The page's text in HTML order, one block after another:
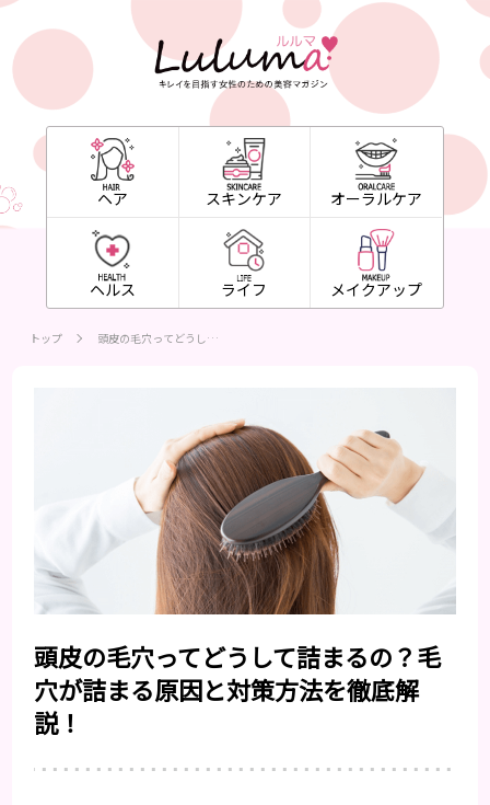
ヘア スキンケア オーラルケア
ヘルス ライフ メイクアップ
トップ 頭皮の毛穴ってどうし…
頭皮の毛穴ってどうして詰まるの？毛
穴が詰まる原因と対策方法を徹底解
説！